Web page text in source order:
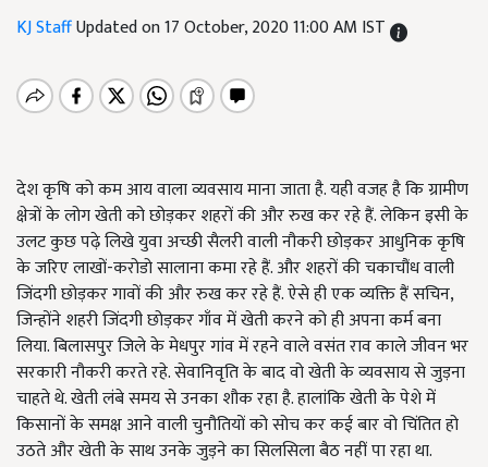
KJ StaffUpdated on 17 October, 2020 11:00 AM IST
देश कृषि को कम आय वाला व्यवसाय माना जाता है. यही वजह है कि ग्रामीण
क्षेत्रों के लोग खेती को छोड़कर शहरों की और रुख कर रहे हैं. लेकिन इसी के
उलट कुछ पढ़े लिखे युवा अच्छी सैलरी वाली नौकरी छोड़कर आधुनिक कृषि
के जरिए लाखों-करोडो सालाना कमा रहे हैं. और शहरों की चकाचौंध वाली
जिंदगी छोड़कर गावों की और रुख कर रहे हैं. ऐसे ही एक व्यक्ति हैं सचिन,
जिन्होंने शहरी जिंदगी छोड़कर गाँव में खेती करने को ही अपना कर्म बना
लिया. बिलासपुर जिले के मेधपुर गांव में रहने वाले वसंत राव काले जीवन भर
सरकारी नौकरी करते रहे. सेवानिवृति के बाद वो खेती के व्यवसाय से जुड़ना
चाहते थे. खेती लंबे समय से उनका शौक रहा है. हालांकि खेती के पेशे में
किसानों के समक्ष आने वाली चुनौतियों को सोच कर कई बार वो चिंतित हो
उठते और खेती के साथ उनके जुड़ने का सिलसिला बैठ नहीं पा रहा था.